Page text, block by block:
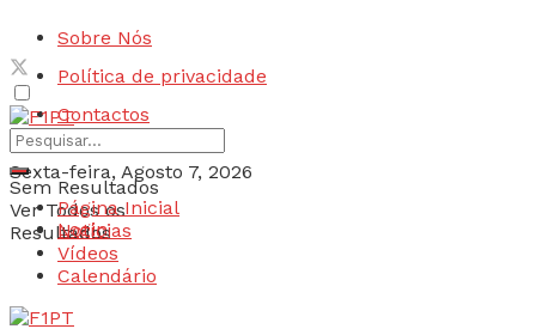
Sobre Nós
Política de privacidade
Contactos
Sexta-feira, Agosto 7, 2026
Login
Sem Resultados
Ver Todos os
Resultados
Página Inicial
Notícias
Vídeos
Calendário